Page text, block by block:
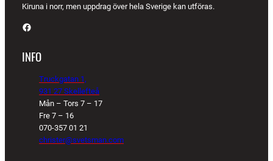
Kiruna i norr, men uppdrag över hela Sverige kan utföras.
Facebook
INFO
Truckgatan 1,
931 27 Skellefteå
Mån – Tors 7 – 17
Fre 7 – 16
070-357 01 21
christer@svetsman.com